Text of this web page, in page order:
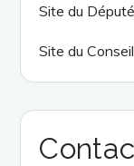
Site du Député
Site du